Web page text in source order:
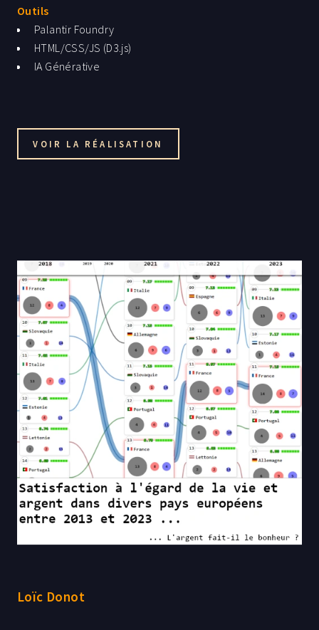
La suite est une analyse guidée montrant le
cheminement, les choix faits et des éléments de
Outils
Palantir Foundry
HTML/CSS/JS (D3.js)
IA Générative
VOIR LA RÉALISATION
Loïc Donot